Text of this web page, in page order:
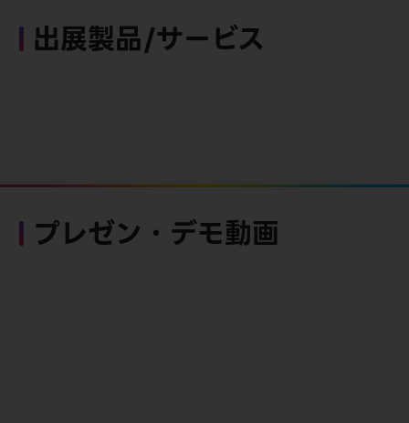
出展製品/サービス
プレゼン・デモ動画